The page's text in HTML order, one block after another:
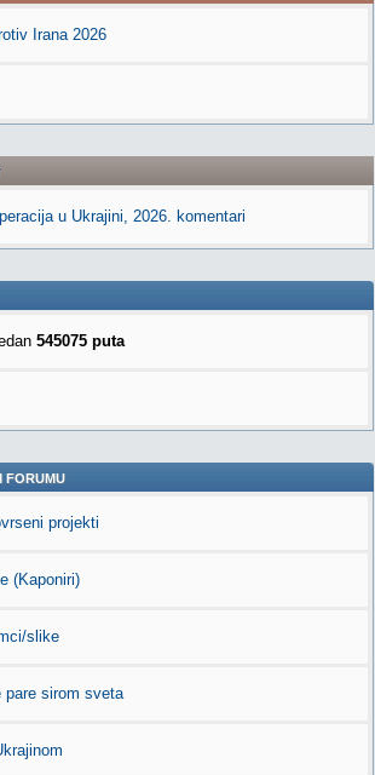
Irana 2026
u Ukrajini, 2026. komentari
545075 puta
FORUMU
projekti
(Kaponiri)
slike
pare sirom sveta